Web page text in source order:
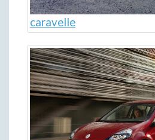
caravelle